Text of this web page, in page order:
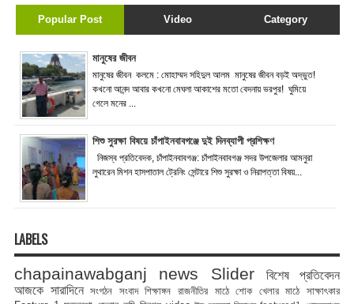
Popular Post Video Category
মানুষের জীবন
মানুষের জীবন কলমে : মোহাম্মদ সহিদুল আলম মানুষের জীবন বড়ই অদ্ভুত!
কখনো আনন্দ আবার কখনো মেঘলা আকাশের মতো বেদনায় ভরপুর! ঘুমিয়ে
গেলে মনের ...
শিশু সুরক্ষা বিষয়ে চাঁপাইনবাবগঞ্জে দুই দিনব্যাপী প্রশিক্ষণ
নিজস্ব প্রতিবেদক, চাঁপাইনবাবগঞ্জ: চাঁপাইনবাবগঞ্জ সদর উপজেলার আমনুরা
লুথারেন মিশন হাসপাতাল ট্রেনিং সেন্টারে শিশু সুরক্ষা ও নিরাপত্তা বিষয়...
LABELS
chapainawabganj news Slider
বিশেষ প্রতিবেদন
আজকে সারাদিনে সংগঠন সংবাদ শিক্ষাঙ্গন রাজনীতির মাঠে শোক খেলার মাঠে
সাক্ষাৎকার